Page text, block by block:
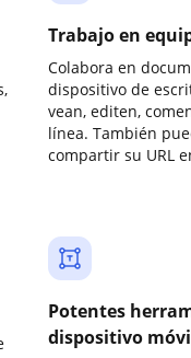
Trabajo en
Colabora en
dispositivo de
vean, editen,
línea. También
compartir su URL
Potentes
dispositivo